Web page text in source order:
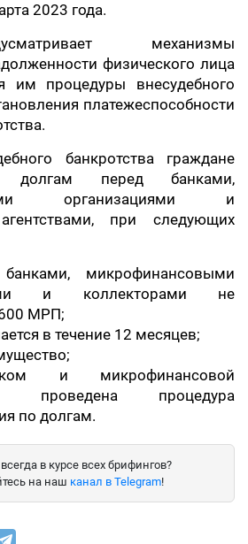
2023 года.
механизмы
физического лица
им процедуры внесудебного
платежеспособности
банкротства граждане
долгам перед банками,
организациями и
при следующих
микрофинансовыми
и коллекторами не
МРП;
в течение 12 месяцев;
и микрофинансовой
проведена процедура
по долгам.
в курсе всех брифингов?
на наш канал в Telegram!